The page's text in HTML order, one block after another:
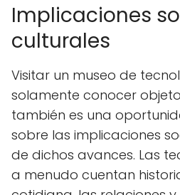
Implicaciones
culturales
Visitar un museo de
solamente conocer
también es una
sobre las implicaciones
de dichos avances. Las
a menudo cuentan